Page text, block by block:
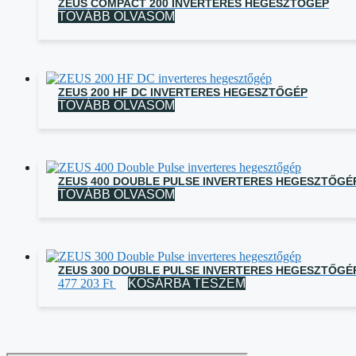
ZEUS COMPACT 200 INVERTERES HEGESZTŐGÉP
TOVÁBB OLVASOM
ZEUS 200 HF DC INVERTERES HEGESZTŐGÉP
TOVÁBB OLVASOM
ZEUS 400 DOUBLE PULSE INVERTERES
TOVÁBB OLVASOM
ZEUS 300 DOUBLE PULSE INVERTERES
477 203 Ft KOSÁRBA TESZEM